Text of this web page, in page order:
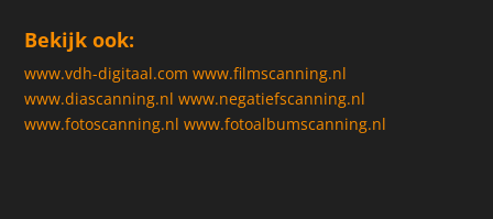
Bekijk ook:
www.vdh-digitaal.com www.filmscanning.nl
www.diascanning.nl www.negatiefscanning.nl
www.fotoscanning.nl www.fotoalbumscanning.nl